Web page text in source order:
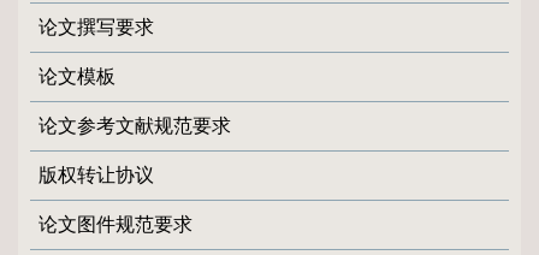
论文撰写要求
论文模板
论文参考文献规范要求
版权转让协议
论文图件规范要求